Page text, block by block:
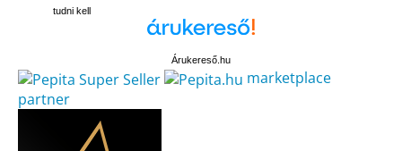
tudni kell
Árukereső.hu
marketplace
partner